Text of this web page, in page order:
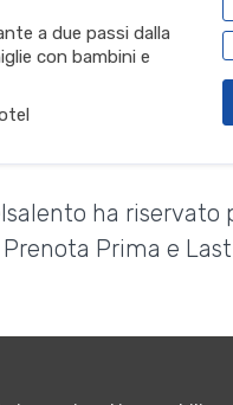
a due passi dalla
con bambini e
ha riservato
Prima e